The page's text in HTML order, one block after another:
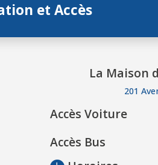
et Accès
La Maison
201
Accès Voiture
Accès Bus